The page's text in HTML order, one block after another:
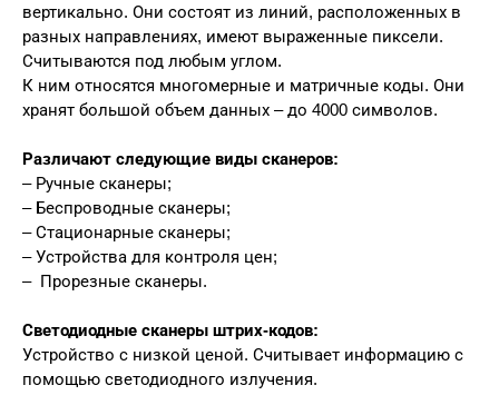
вертикально. Они состоят из линий, расположенных в
разных направлениях, имеют выраженные пиксели.
Считываются под любым углом.
К ним относятся многомерные и матричные коды. Они
хранят большой объем данных – до 4000 символов.
Различают следующие виды сканеров:
– Ручные сканеры;
– Беспроводные сканеры;
– Стационарные сканеры;
– Устройства для контроля цен;
– Прорезные сканеры.
Светодиодные сканеры штрих-кодов:
Устройство с низкой ценой. Считывает информацию с
помощью светодиодного излучения.